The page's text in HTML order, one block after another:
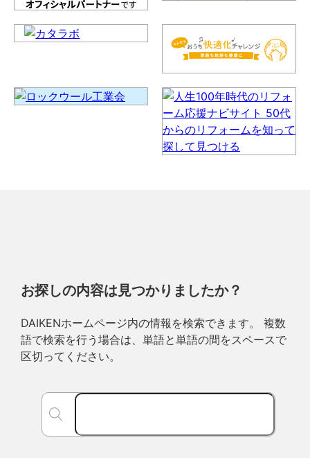
お探しの内容は見つかりましたか？
DAIKENホームページ内の情報を検索できます。 複数
語で検索を行う場合は、単語と単語の間をスペースで
区切ってください。